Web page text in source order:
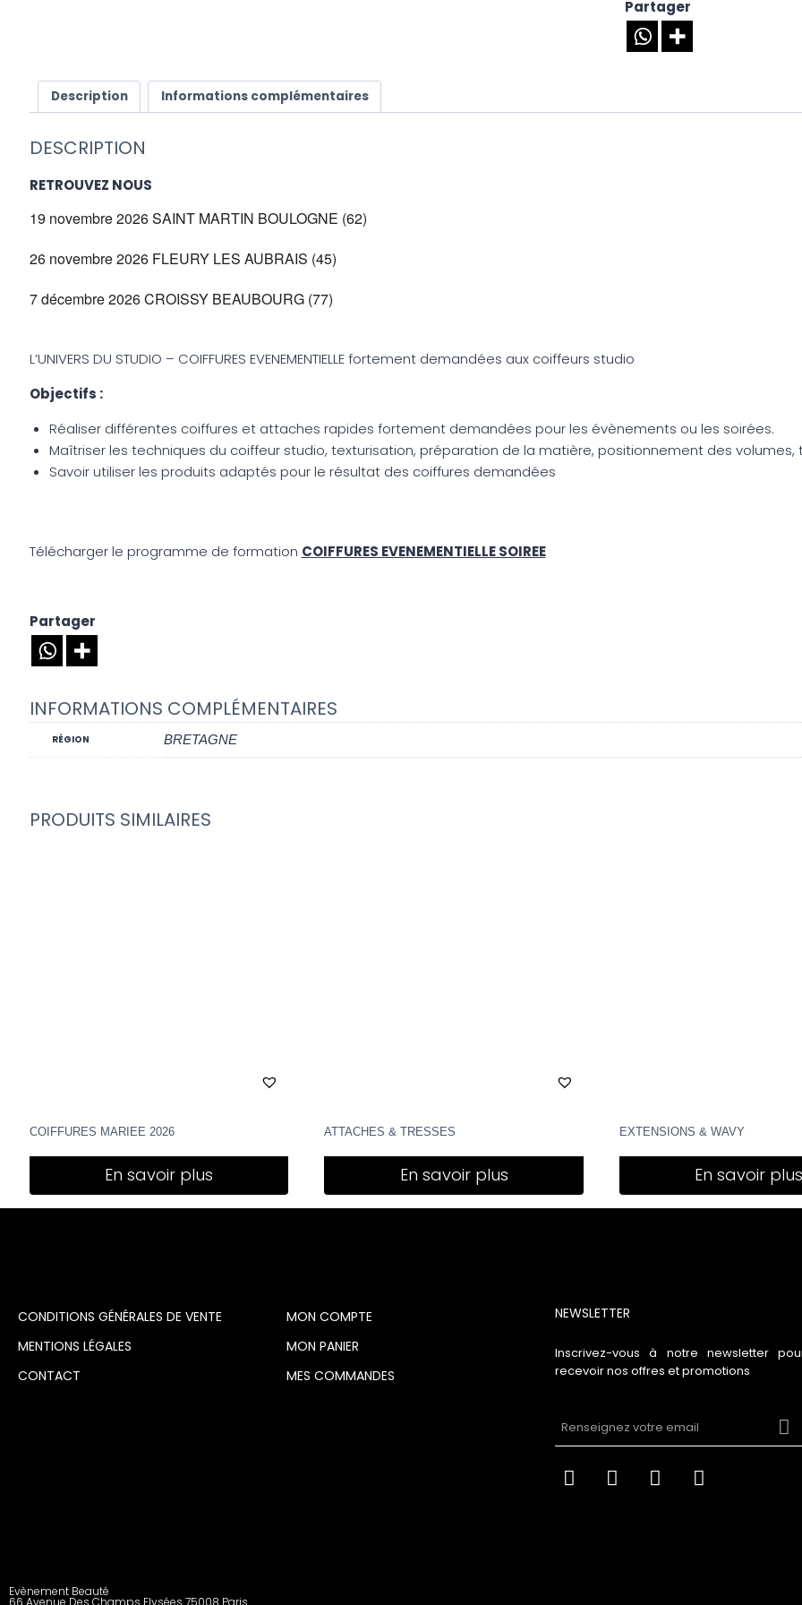
Partager
Description Informations complémentaires
DESCRIPTION
RETROUVEZ NOUS
19 novembre 2026 SAINT MARTIN BOULOGNE (62)
26 novembre 2026 FLEURY LES AUBRAIS (45)
7 décembre 2026 CROISSY BEAUBOURG (77)
L’UNIVERS DU STUDIO – COIFFURES EVENEMENTIELLE fortement demandées aux coiffeurs studio
Objectifs :
Réaliser différentes coiffures et attaches rapides fortement demandées pour les évènements ou les soirées.
Maîtriser les techniques du coiffeur studio, texturisation, préparation de la matière, positionnement des
Savoir utiliser les produits adaptés pour le résultat des coiffures demandées
Télécharger le programme de formation COIFFURES EVENEMENTIELLE SOIREE
Partager
INFORMATIONS COMPLÉMENTAIRES
RÉGION BRETAGNE
PRODUITS SIMILAIRES
COIFFURES MARIEE 2026
En savoir plus
ATTACHES & TRESSES
En savoir plus
EXTENSIONS & WAVY
En savoir
CONDITIONS GÉNÉRALES DE VENTE
MENTIONS LÉGALES
CONTACT
MON COMPTE
MON PANIER
MES COMMANDES
NEWSLETTER
Inscrivez-vous à notre newsletter
recevoir nos offres et promotions
Evènement Beauté